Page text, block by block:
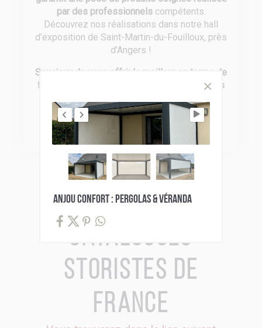
par des professionnelscompétents.
Découvrez nos réalisations dans notre hall
d’exposition de Saint-Martin-du-Fouilloux, près
d’Angers !
Soucieux de vous offrir le meilleur en terme de
fiabilité
partenaires
Somfy, Bel’M, Fybolia, Gypass, Profils
Systèmes, Siaco France et CAME.
Catalogues
Storistes de
France
ANJOU CONFORT : PERGOLAS & VÉRANDA